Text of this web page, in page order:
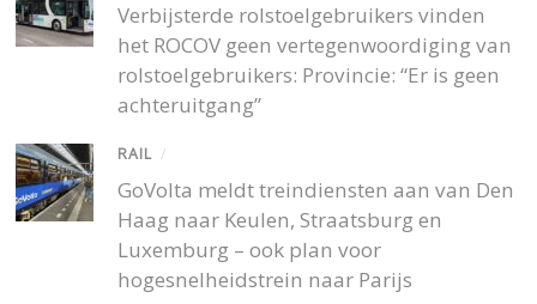
Verbijsterde rolstoelgebruikers vinden
het ROCOV geen vertegenwoordiging van
rolstoelgebruikers: Provincie: “Er is geen
achteruitgang”
RAIL /
GoVolta meldt treindiensten aan van Den
Haag naar Keulen, Straatsburg en
Luxemburg – ook plan voor
hogesnelheidstrein naar Parijs